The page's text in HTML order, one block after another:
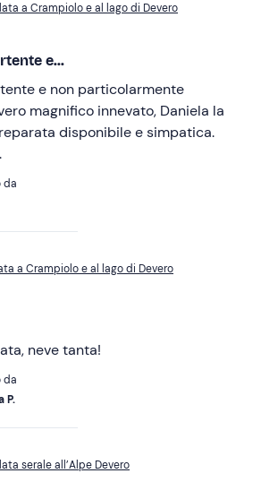
a Crampiolo e al lago di Devero
e...
e non particolarmente
magnifico innevato, Daniela la
disponibile e simpatica.
da
a Crampiolo e al lago di Devero
neve tanta!
da
P.
serale all’Alpe Devero